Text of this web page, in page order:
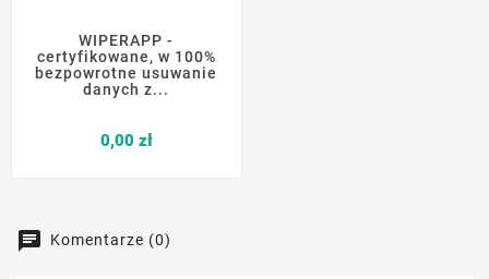
WIPERAPP -
certyfikowane, w 100%
bezpowrotne usuwanie
danych z...
0,00 złCena
Komentarze (0)